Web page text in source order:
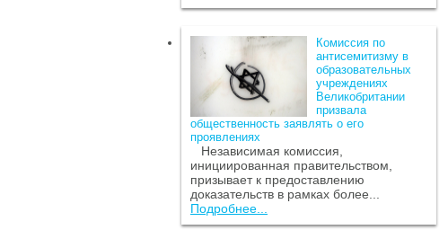
Комиссия по
антисемитизму в
образовательных
учреждениях
Великобритании
призвала
общественность заявлять о его
проявлениях
Независимая комиссия,
инициированная правительством,
призывает к предоставлению
доказательств в рамках более...
Подробнее...